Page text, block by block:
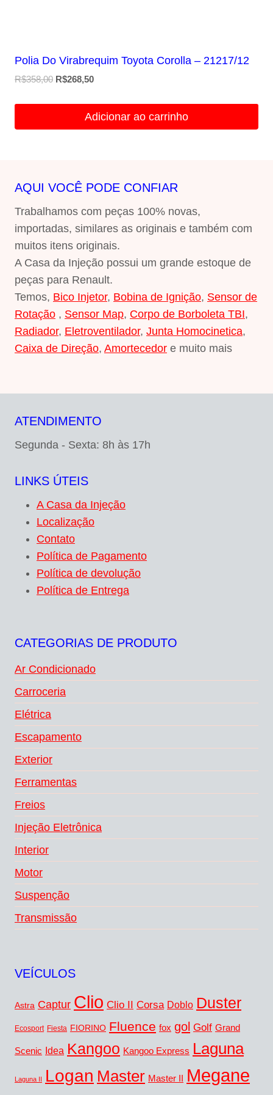
Polia Do Virabrequim Toyota Corolla – 21217/12
R$358,00 O
R$268,50O
é:
Adicionar ao carrinho
AQUI VOCÊ PODE CONFIAR
Trabalhamos com peças 100% novas,
importadas, similares as originais e também com
muitos itens originais.
A Casa da Injeção possui um grande estoque de
peças para Renault.
Temos, Bico Injetor, Bobina de Ignição, Sensor de
Rotação , Sensor Map, Corpo de Borboleta TBI,
Radiador, Eletroventilador, Junta Homocinetica,
Caixa de Direção, Amortecedor e muito mais
ATENDIMENTO
Segunda - Sexta: 8h às 17h
LINKS ÚTEIS
A Casa da Injeção
Localização
Contato
Política de Pagamento
Política de devolução
Política de Entrega
CATEGORIAS DE PRODUTO
Ar Condicionado
Carroceria
Elétrica
Escapamento
Exterior
Ferramentas
Freios
Injeção Eletrônica
Interior
Motor
Suspenção
Transmissão
VEÍCULOS
Astra Captur Clio Clio II Corsa Doblo Duster
Ecosport Fiesta FIORINO Fluence fox gol Golf Grand
Scenic Idea Kangoo Kangoo Express Laguna
Laguna II Logan Master Master II Megane